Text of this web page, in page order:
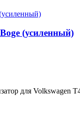
(усиленный)
для Volkswagen